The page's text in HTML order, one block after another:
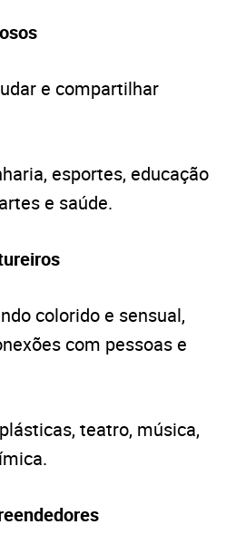
e compartilhar
esportes, educação
e saúde.
colorido e sensual,
com pessoas e
teatro, música,